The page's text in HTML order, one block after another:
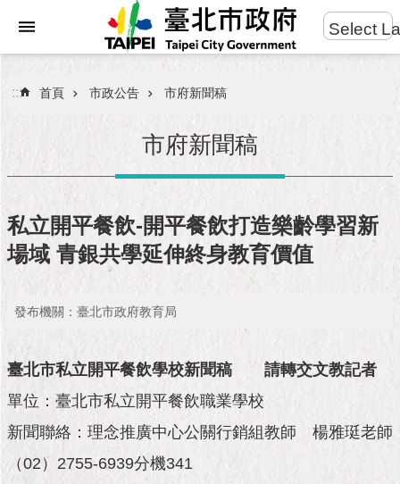
進
搜
民
服
務
府
隊
市
政
公
告
Select
::: 首頁 市政公告 市府新聞稿
市府新聞稿
私立開平餐飲-開平餐飲打造樂齡學習新
場域 青銀共學延伸終身教育價值
發布機關：臺北市政府教育局
臺北市私立開平餐飲學校新聞稿
請轉交文教記者
單位：臺北市私立開平餐飲職業學校
新聞聯絡：理念推廣中心公關行銷組教師 楊雅珽老師
（02）2755-6939分機341